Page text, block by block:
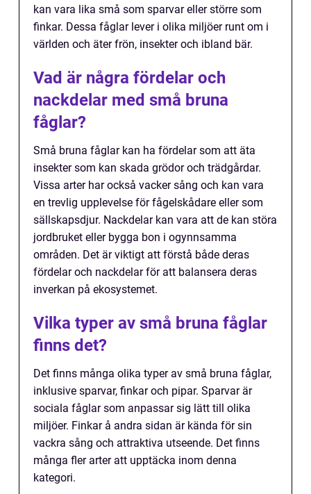
kan vara lika små som sparvar eller större som
finkar. Dessa fåglar lever i olika miljöer runt om i
världen och äter frön, insekter och ibland bär.
Vad är några fördelar och
nackdelar med små bruna
fåglar?
Små bruna fåglar kan ha fördelar som att äta
insekter som kan skada grödor och trädgårdar.
Vissa arter har också vacker sång och kan vara
en trevlig upplevelse för fågelskådare eller som
sällskapsdjur. Nackdelar kan vara att de kan störa
jordbruket eller bygga bon i ogynnsamma
områden. Det är viktigt att förstå både deras
fördelar och nackdelar för att balansera deras
inverkan på ekosystemet.
Vilka typer av små bruna fåglar
finns det?
Det finns många olika typer av små bruna fåglar,
inklusive sparvar, finkar och pipar. Sparvar är
sociala fåglar som anpassar sig lätt till olika
miljöer. Finkar å andra sidan är kända för sin
vackra sång och attraktiva utseende. Det finns
många fler arter att upptäcka inom denna
kategori.